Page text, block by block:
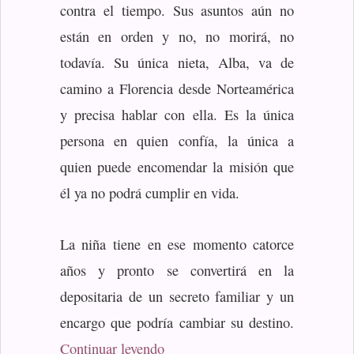
contra el tiempo. Sus asuntos aún no
están en orden y no, no morirá, no
todavía. Su única nieta, Alba, va de
camino a Florencia desde Norteamérica
y precisa hablar con ella. Es la única
persona en quien confía, la única a
quien puede encomendar la misión que
él ya no podrá cumplir en vida.
La niña tiene en ese momento catorce
años y pronto se convertirá en la
depositaria de un secreto familiar y un
encargo que podría cambiar su destino.
Continuar leyendo«Mulder, Elisabeth: Alba Grey»